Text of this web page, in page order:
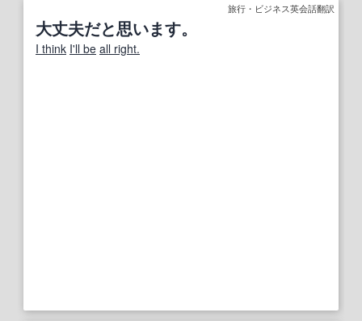
旅行・ビジネス英会話翻訳
大丈夫だと思います。
I think I'll be all right.